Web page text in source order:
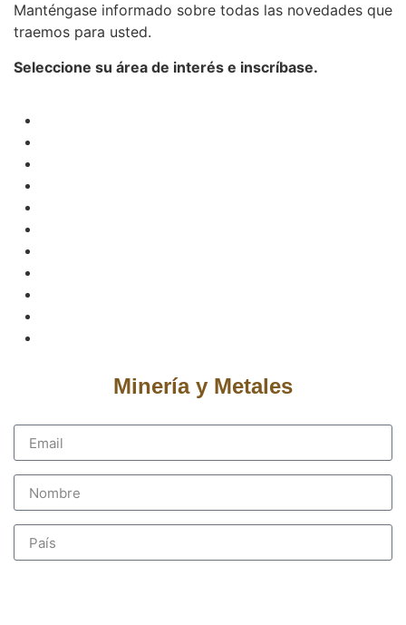
Manténgase informado sobre todas las novedades que
traemos para usted.
Seleccione su área de interés e inscríbase.
Minería y Metales